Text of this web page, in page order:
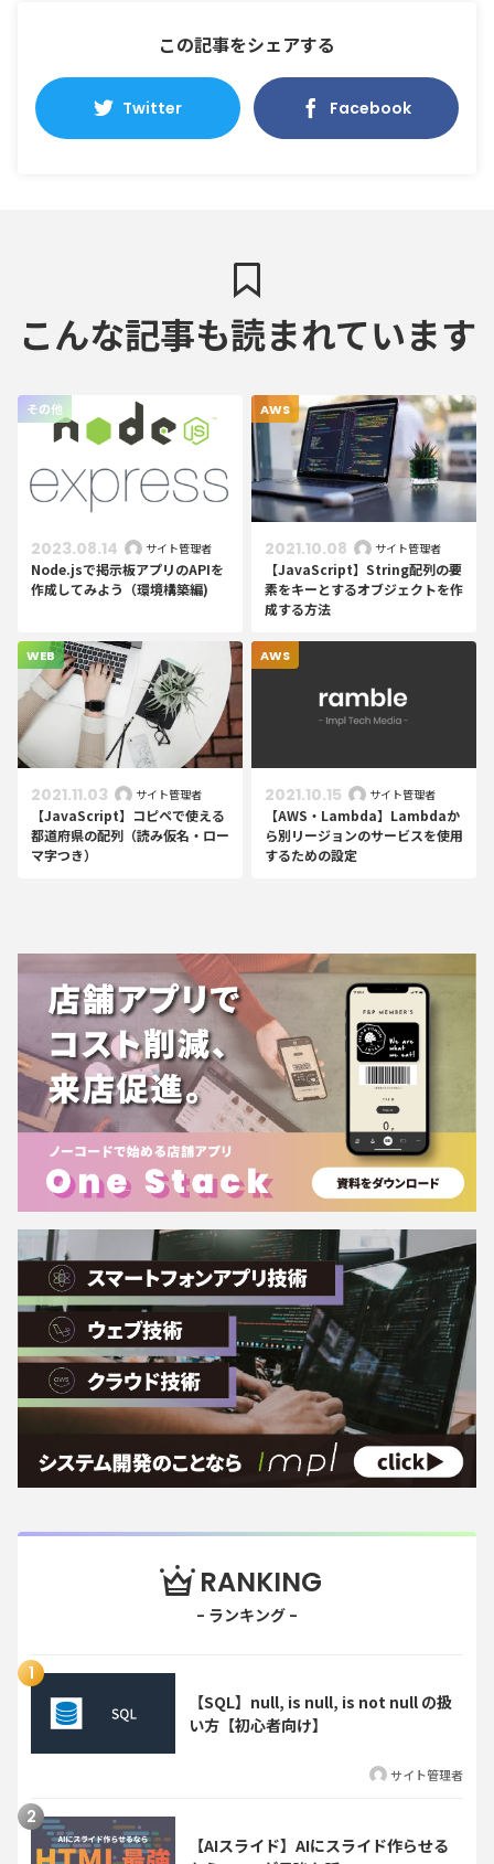
この記事をシェアする
Twitter Facebook
こんな記事も読まれています
その他
Node.jsで掲示板アプリのAPIを
作成してみよう（環境構築編)
2023.08.14 サイト管理者
AWS
【JavaScript】String配列の要
素をキーとするオブジェクトを作
成する方法
2021.10.08 サイト管理者
WEB
【JavaScript】コピペで使える
都道府県の配列（読み仮名・ロー
マ字つき）
2021.11.03 サイト管理者
AWS
【AWS・Lambda】Lambdaか
ら別リージョンのサービスを使用
するための設定
2021.10.15 サイト管理者
RANKING
【SQL】null, is null, is not null の扱
い方【初心者向け】
サイト管理者
【AIスライド】AIにスライド作らせる